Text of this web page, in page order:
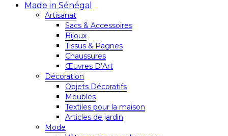
Made in Sénégal
Artisanat
Sacs & Accessoires
Bijoux
Tissus & Pagnes
Chaussures
Œuvres D’Art
Décoration
Objets Décoratifs
Meubles
Textiles pour la maison
Articles de jardin
Mode